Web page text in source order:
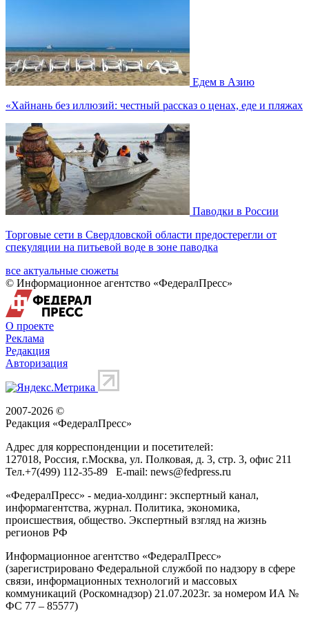
Едем в Азию
«Хайнань без иллюзий: честный рассказ о ценах, еде и пляжах
Паводки в России
Торговые сети в Свердловской области предостерегли от
спекуляции на питьевой воде в зоне паводка
все актуальные сюжеты
© Информационное агентство «ФедералПресс»
О проекте
Реклама
Редакция
Авторизация
2007-2026 ©
Редакция «ФедералПресс»
Адрес для корреспонденции и посетителей:
127018, Россия, г.Москва, ул. Полковая, д. 3, стр. 3, офис 211
Тел.+7(499) 112-35-89 E-mail: news@fedpress.ru
«ФедералПресс» - медиа-холдинг: экспертный канал,
информагентства, журнал. Политика, экономика,
происшествия, общество. Экспертный взгляд на жизнь
регионов РФ
Информационное агентство «ФедералПресс»
(зарегистрировано Федеральной службой по надзору в сфере
связи, информационных технологий и массовых
коммуникаций (Роскомнадзор) 21.07.2023г. за номером ИА №
ФС 77 – 85577)